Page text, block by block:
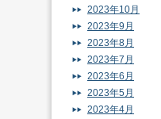
2023年10月
2023年9月
2023年8月
2023年7月
2023年6月
2023年5月
2023年4月